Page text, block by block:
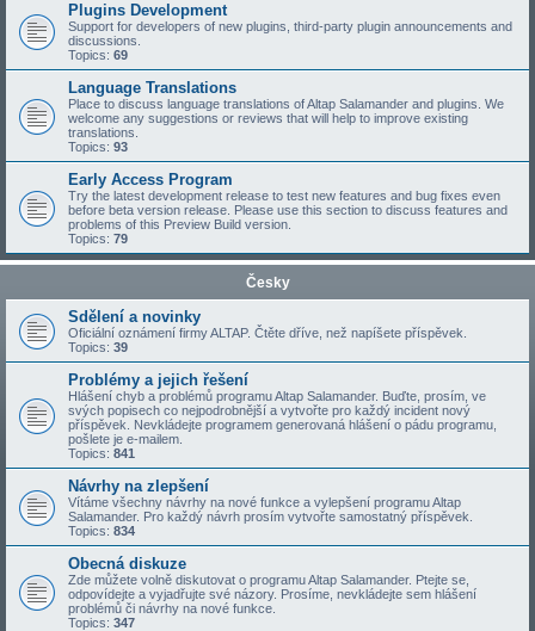
Plugins Development
Support for developers of new plugins, third-party plugin announcements and
discussions.
Topics: 69
Language Translations
Place to discuss language translations of Altap Salamander and plugins. We
welcome any suggestions or reviews that will help to improve existing
translations.
Topics: 93
Early Access Program
Try the latest development release to test new features and bug fixes even
before beta version release. Please use this section to discuss features and
problems of this Preview Build version.
Topics: 79
Česky
Sdělení a novinky
Oficiální oznámení firmy ALTAP. Čtěte dříve, než napíšete příspěvek.
Topics: 39
Problémy a jejich řešení
Hlášení chyb a problémů programu Altap Salamander. Buďte, prosím, ve
svých popisech co nejpodrobnější a vytvořte pro každý incident nový
příspěvek. Nevkládejte programem generovaná hlášení o pádu programu,
pošlete je e-mailem.
Topics: 841
Návrhy na zlepšení
Vítáme všechny návrhy na nové funkce a vylepšení programu Altap
Salamander. Pro každý návrh prosím vytvořte samostatný příspěvek.
Topics: 834
Obecná diskuze
Zde můžete volně diskutovat o programu Altap Salamander. Ptejte se,
odpovídejte a vyjadřujte své názory. Prosíme, nevkládejte sem hlášení
problémů či návrhy na nové funkce.
Topics: 347